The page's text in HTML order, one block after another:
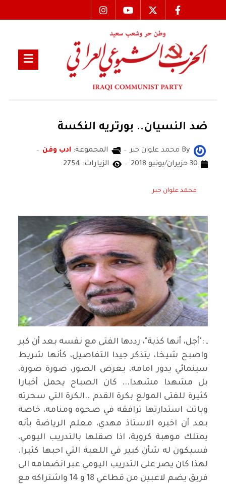
ضد النسيان.. بورتريه النكسة
By محمد علوان جبر المجموعة: ادب وفن
30 حزيران/يونيو 2018
الزيارات: 2754
محمد علوان جبر
ـ :"أجل، أنها كذبة"، رددها الفتى مع نفسه بعد أن كبر
واصبح شيخا، يتذكر جيدا التفاصيل، كأنها شريط
سينمائي يدور امامه، يعرض الصور، صورة صورة،
بل مشهدا مشهدا... كان الصباح يحمل أخبارا
كثيرة للفتى المولع بكرة القدم ..الكرة التي سحرته
وباتت استدارتها ترافقه في صحوه ومنامه، خاصة
بعد أن اخبره الاستاذ مهدي، معلم الرياضة بأنه
يمتلك موهبة كروية، اذا صقلها بالتدريب اليومي،
فسيكون له شأن كبير في اللعبة التي احبها كثيرا.
لهذا كان يصر على التدريب اليومي عبر انضمامه الى
فريق يضم لاعبين من قطاعي 18 و 14 واشتراكه مع